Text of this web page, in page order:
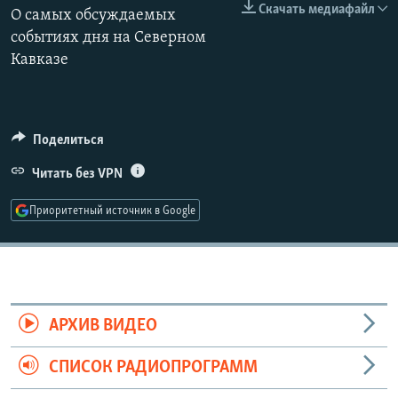
РАСПИСАНИЕ ВЕЩАНИЯ
ПОДПИШИТЕСЬ НА РАССЫЛКУ
Все сайты РСЕ/РС
Скачать медиафайл
О самых обсуждаемых
событиях дня на Северном
Кавказе
Поделиться
Читать без VPN
Приоритетный источник в Google
АРХИВ ВИДЕО
СПИСОК РАДИОПРОГРАММ